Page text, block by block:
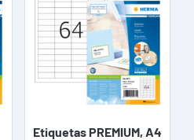
Etiquetas PREMIUM, A4